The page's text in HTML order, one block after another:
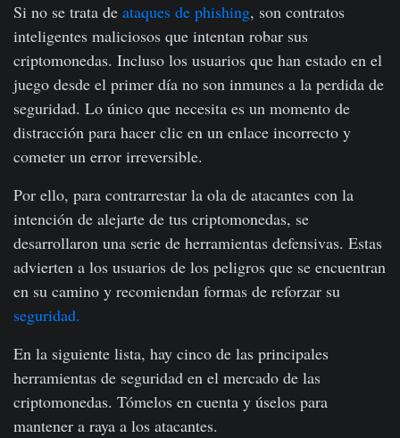
Si no se trata de ataques de phishing, son contratos
inteligentes maliciosos que intentan robar sus
criptomonedas. Incluso los usuarios que han estado en el
juego desde el primer día no son inmunes a la perdida de
seguridad. Lo único que necesita es un momento de
distracción para hacer clic en un enlace incorrecto y
cometer un error irreversible.
Por ello, para contrarrestar la ola de atacantes con la
intención de alejarte de tus criptomonedas, se
desarrollaron una serie de herramientas defensivas. Estas
advierten a los usuarios de los peligros que se encuentran
en su camino y recomiendan formas de reforzar su
seguridad.
En la siguiente lista, hay cinco de las principales
herramientas de seguridad en el mercado de las
criptomonedas. Tómelos en cuenta y úselos para
mantener a raya a los atacantes.